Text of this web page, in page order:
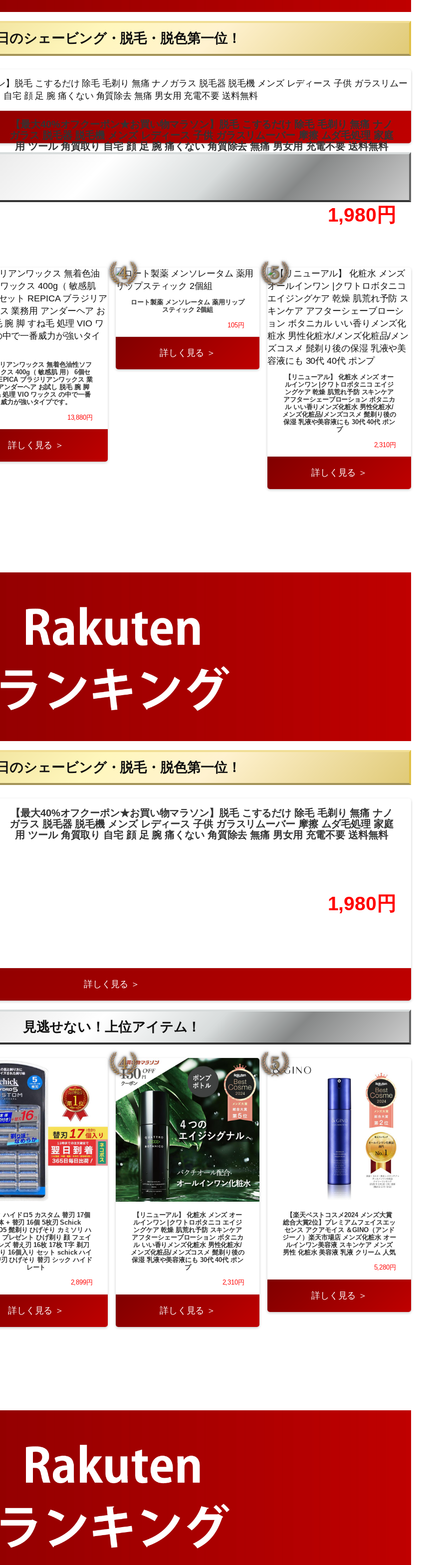
のシェービング・脱毛・脱色第一位！
【最大40%オフクーポン★お買い物マラソン】脱毛 こするだけ 除毛 毛剃り 無痛 ナノ
ガラス 脱毛器 脱毛機 メンズ レディース 子供 ガラスリムーバー 摩擦 ムダ毛処理 家庭
用 ツール 角質取り 自宅 顔 足 腕 痛くない 角質除去 無痛 男女用 充電不要 送料無料
1,980円
アンワックス 無着色油性ソフ
ス 400g（ 敏感肌 用） 6個セ
ブラジリアンワックス 業
ンダーヘア お試し 脱毛 腕 脚
処理 VIO ワックス の中で一番
威力が強いタイプです。
13,880円
詳しく見る ＞
ロート製薬 メンソレータム 薬用リップ
スティック 2個組
105円
詳しく見る ＞
【リニューアル】 化粧水 メンズ オー
ルインワン |クワトロボタニコ エイジ
ングケア 乾燥 肌荒れ予防 スキンケア
アフターシェーブローション ボタニカ
ル いい香りメンズ化粧水 男性化粧水/
メンズ化粧品/メンズコスメ 髭剃り後の
保湿 乳液や美容液にも 30代 40代 ポン
プ
2,310円
詳しく見る ＞
のシェービング・脱毛・脱色第一位！
【最大40%オフクーポン★お買い物マラソン】脱毛 こするだけ 除毛 毛剃り 無痛 ナノ
ガラス 脱毛器 脱毛機 メンズ レディース 子供 ガラスリムーバー 摩擦 ムダ毛処理 家庭
用 ツール 角質取り 自宅 顔 足 腕 痛くない 角質除去 無痛 男女用 充電不要 送料無料
1,980円
詳しく見る ＞
見逃せない！上位アイテム！
ハイドロ5 カスタム 替刃 17個
+ 替刃 16個 5枚刃 Schick
髭剃り ひげそり カミソリ ハ
プレゼント ひげ剃り 顔 フェイ
ズ 替え刃 16枚 17枚 T字 剃刀
16個入り セット schick ハイ
ひげそり 替刃 シック ハイド
レート
2,899円
詳しく見る ＞
【リニューアル】 化粧水 メンズ オー
ルインワン |クワトロボタニコ エイジ
ングケア 乾燥 肌荒れ予防 スキンケア
アフターシェーブローション ボタニカ
ル いい香りメンズ化粧水 男性化粧水/
メンズ化粧品/メンズコスメ 髭剃り後の
保湿 乳液や美容液にも 30代 40代 ポン
プ
2,310円
詳しく見る ＞
【楽天ベストコスメ2024 メンズ大賞
総合大賞2位】プレミアムフェイスエッ
センス アクアモイス ＆GINO（アンド
ジーノ）楽天市場店 メンズ化粧水 オー
ルインワン美容液 スキンケア メンズ
男性 化粧水 美容液 乳液 クリーム 人気
5,280円
詳しく見る ＞